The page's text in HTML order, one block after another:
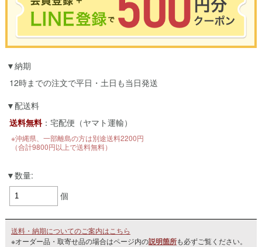
LINEのアカウントを使って簡単に会員登録＆ログインすることも可能です。
納期
12時までの注文で平日・土日も当日発送
配送料
送料無料：宅配便（ヤマト運輸）
※沖縄県、一部離島の方は別途送料2200円
（合計9800円以上で送料無料）
数量:
個
送料・納期についてのご案内はこちら
※オーダー品・取寄せ品の場合はページ内の説明箇所も必ずご覧ください。